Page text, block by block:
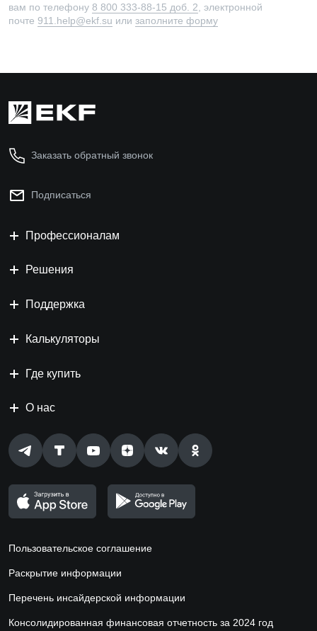
вам по телефону 8 800 333-88-15 доб. 2 , электронной
почте 911.help@ekf.su или заполните форму
Заказать обратный звонок
Подписаться
Профессионалам
Решения
Поддержка
Калькуляторы
Где купить
О нас
Пользовательское соглашение
Раскрытие информации
Перечень инсайдерской информации
Консолидированная финансовая отчетность за 2024 год